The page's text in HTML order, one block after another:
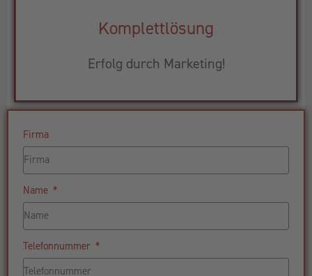
Komplettlösung
Erfolg durch Marketing!
Firma
Name
Telefonnummer